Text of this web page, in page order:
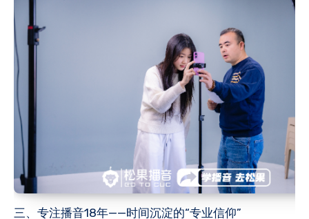
三、专注播音18年——时间沉淀的“专业信仰”